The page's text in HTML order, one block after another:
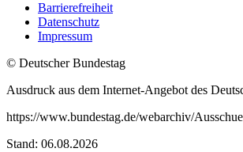
Barrierefreiheit
Datenschutz
Impressum
© Deutscher Bundestag
Ausdruck aus dem Internet-Angebot des
https://www.bundestag.de/webarchiv/
Stand: 06.08.2026